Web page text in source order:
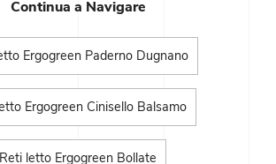
Continua a Navigare
Ergogreen Paderno Dugnano
Ergogreen Cinisello Balsamo
Reti letto Ergogreen Bollate